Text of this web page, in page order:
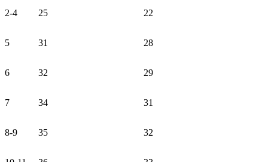
2-4 25 22
5 31 28
6 32 29
7 34 31
8-9 35 32